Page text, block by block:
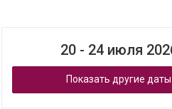
20 - 24 июля
Показать другие даты